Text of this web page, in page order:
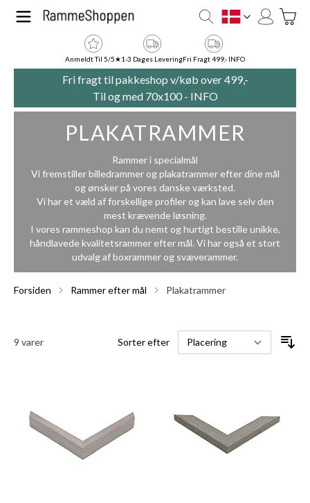
Skip to Content
DK
Anmeldt Til 5/5★1-3 Dages LeveringFri Fragt 499,- INFO
Fri fragt til pakkeshop v/køb over 499,-
Til og med 70x100 - INFO
PLAKATRAMMER
Rammer i specialmål
Vi fremstiller billedrammer og plakatrammer efter dine mål
og ønsker på vores danske værksted.
Vi har et væld af forskellige profiler og kan lave selv den
mest krævende løsning.
I vores rammeshop kan du nemt og hurtigt bestille unikke,
håndlavede kvalitetsrammer efter mål. Vi har også et stort
udvalg afboxrammer og svæverammer.
Forsiden Rammer efter mål Plakatrammer
9 varer Sorter efter